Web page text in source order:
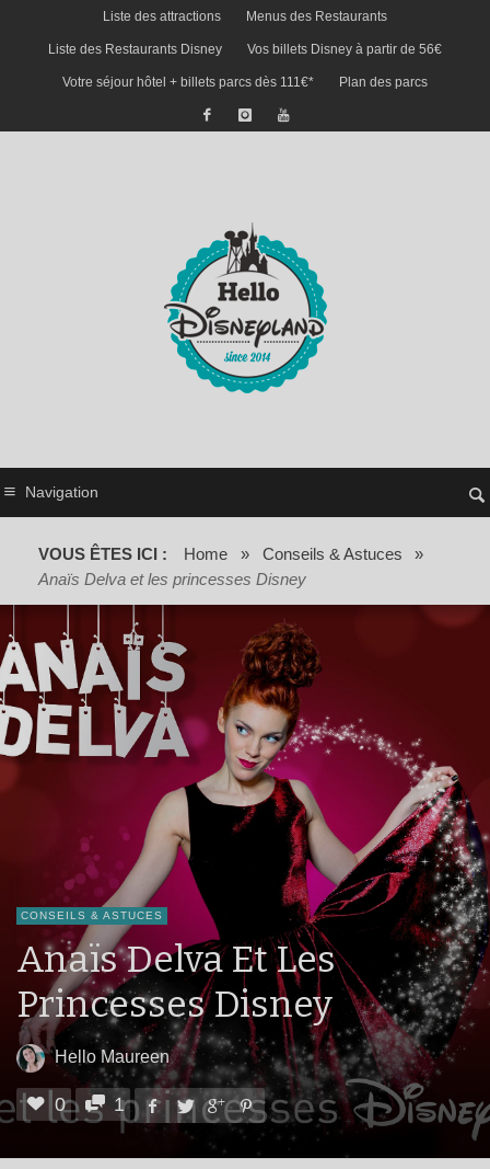
Liste des attractions Menus des Restaurants
Liste des Restaurants Disney Vos billets Disney à partir de 56€
Votre séjour hôtel + billets parcs dès 111€* Plan des parcs
Navigation
VOUS ÊTES ICI : Home » Conseils & Astuces
»
Anaïs Delva et les princesses Disney
CONSEILS & ASTUCES
Anaïs Delva Et Les
Princesses Disney
Hello Maureen
0 1